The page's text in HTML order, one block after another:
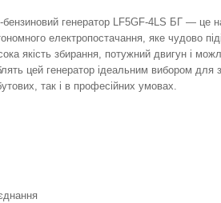
бензиновий генератор LF5GF-4LS БГ — це
електропостачання, яке чудово
якість збирання, потужний двигун і
цей генератор ідеальним вибором для
так і в професійних умовах.